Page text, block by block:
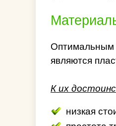
Оптимальным
являются
К их
низкая